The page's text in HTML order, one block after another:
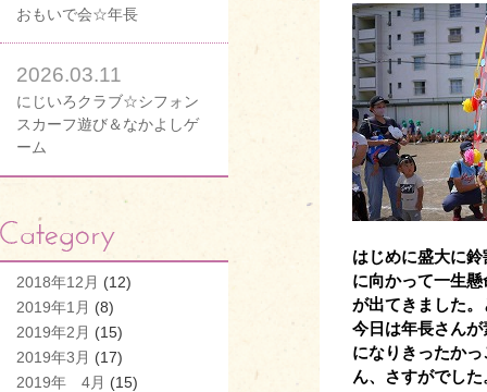
おもいで会☆年長
2026.03.11
にじいろクラブ☆シフォン
スカーフ遊び＆なかよしゲ
ーム
2018年12月 (12)
2019年1月 (8)
2019年2月 (15)
2019年3月 (17)
2019年 4月 (15)
はじめに盛大に
に向かって一生
が出てきました
今日は年長さん
になりきったか
ん、さすがでした